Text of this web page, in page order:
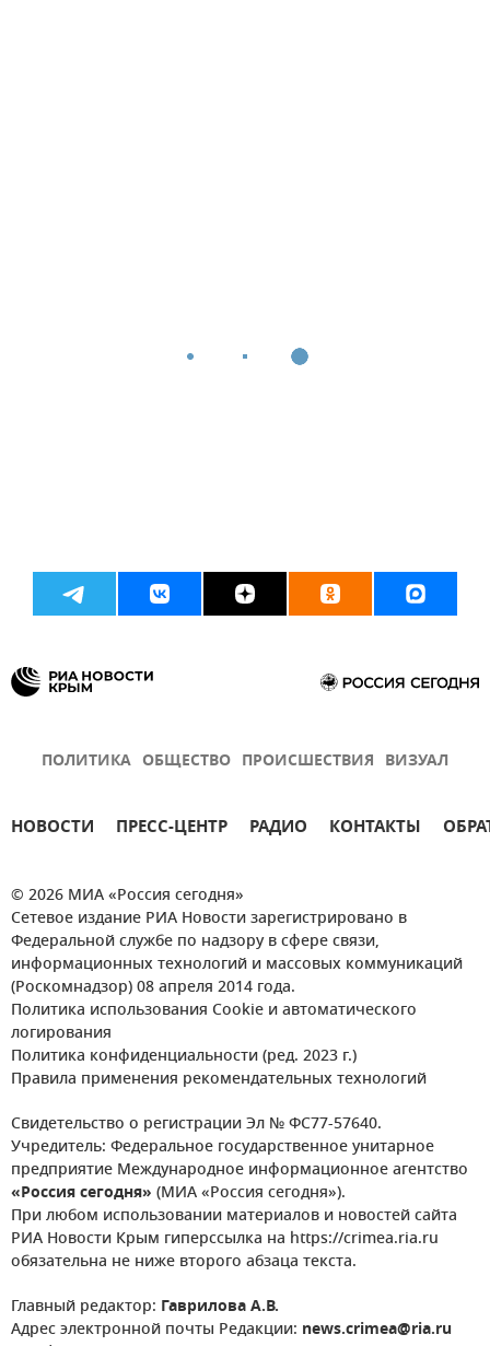
ПОЛИТИКА ОБЩЕСТВО ПРОИСШЕСТВИЯ ВИЗУАЛ
НОВОСТИ ПРЕСС-ЦЕНТР РАДИО КОНТАКТЫ
© 2026 МИА «Россия сегодня»
Сетевое издание РИА Новости зарегистрировано в
Федеральной службе по надзору в сфере связи,
информационных технологий и массовых коммуникаций
(Роскомнадзор) 08 апреля 2014 года.
Политика использования Cookie и автоматического
логирования
Политика конфиденциальности (ред. 2023 г.)
Правила применения рекомендательных технологий
Свидетельство о регистрации Эл № ФС77-57640.
Учредитель: Федеральное государственное унитарное
предприятие Международное информационное агентство
«Россия сегодня» (МИА «Россия сегодня»).
При любом использовании материалов и новостей сайта
РИА Новости Крым гиперссылка на https://crimea.ria.ru
обязательна не ниже второго абзаца текста.
Главный редактор: Гаврилова А.В.
Адрес электронной почты Редакции: news.crimea@ria.ru